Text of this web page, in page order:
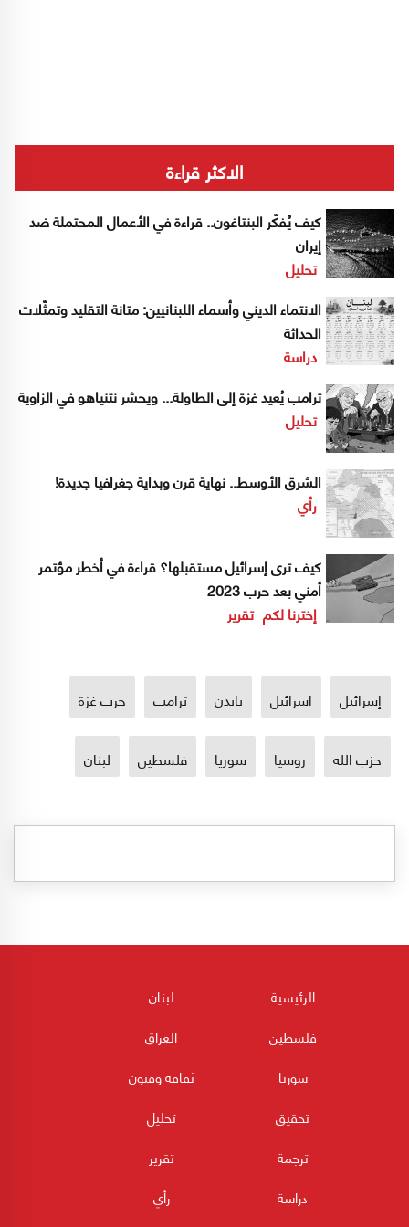
الاكثر قراءة
كيف يُفكّر البنتاغون.. قراءة في الأعمال المحتملة ضد
إيران
تحليل
الانتماء الديني وأسماء اللبنانيين: متانة التقليد وتمثّلات
الحداثة
دراسة
ترامب يُعيد غزة إلى الطاولة... ويحشر نتنياهو في الزاوية
تحليل
الشرق الأوسط.. نهاية قرن وبداية جغرافيا جديدة!
رأي
كيف ترى إسرائيل مستقبلها؟ قراءة في أخطر مؤتمر
أمني بعد حرب 2023
إخترنا لكم تقرير
إسرائيل اسرائيل بايدن ترامب حرب غزة
حزب الله روسيا سوريا فلسطين لبنان
الرئيسية
لبنان
فلسطين
العراق
سوريا
ثقافه وفنون
تحقيق
تحليل
ترجمة
تقرير
دراسة
رأي